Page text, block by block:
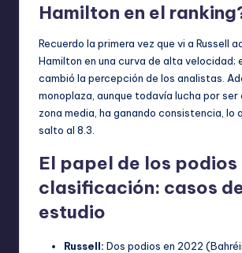
Hamilton en el
Recuerdo la primera vez que vi a Russell
Hamilton en una curva de alta velocidad;
cambió la percepción de los analistas.
monoplaza, aunque todavía lucha por ser
zona media, ha ganando consistencia, lo
salto al 8.3.
El papel de los podios
clasificación: casos
estudio
Russell: Dos podios en 2022